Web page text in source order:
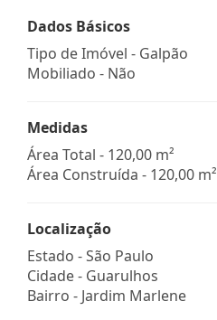
Dados Básicos
Tipo de Imóvel - Galpão
Mobiliado - Não
Medidas
Área Total - 120,00 m²
Área Construída - 120,00 m²
Localização
Estado -São Paulo
Cidade - Guarulhos
Bairro - Jardim Marlene